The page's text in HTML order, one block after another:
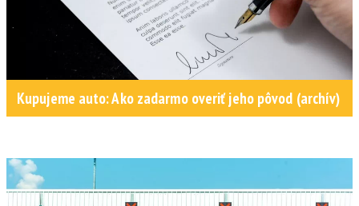
Kupujeme auto: Ako zadarmo overiť jeho pôvod (archív)